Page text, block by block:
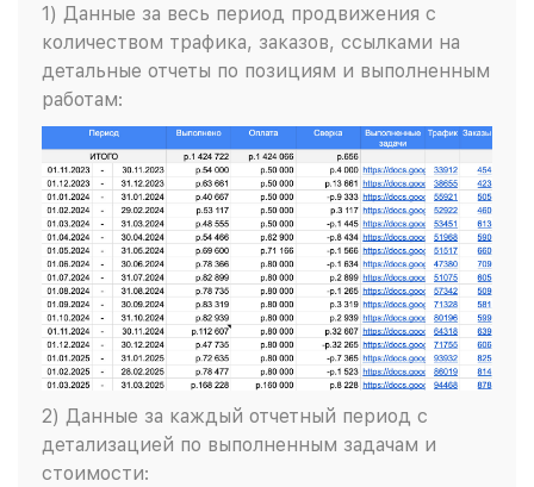
1) Данные за весь период продвижения с
количеством трафика, заказов, ссылками на
детальные отчеты по позициям и выполненным
работам:
2) Данные за каждый отчетный период с
детализацией по выполненным задачам и
стоимости: